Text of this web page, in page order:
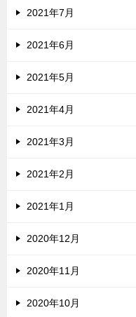
2021年7月
2021年6月
2021年5月
2021年4月
2021年3月
2021年2月
2021年1月
2020年12月
2020年11月
2020年10月